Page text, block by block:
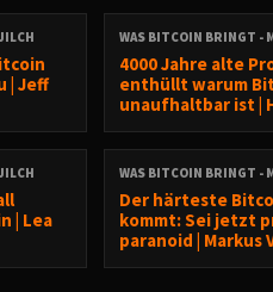
würden wir uns über
direkt unterstützen.
Website/in diesem Podcast sowie
und stellen weder eine
dar.
| Jeff
WAS BITCOIN BRINGT -
4000 Jahre alte
enthüllt warum
unaufhaltbar ist |
| Lea
WAS BITCOIN BRINGT -
Der härteste
kommt: Sei jetzt
paranoid | Markus